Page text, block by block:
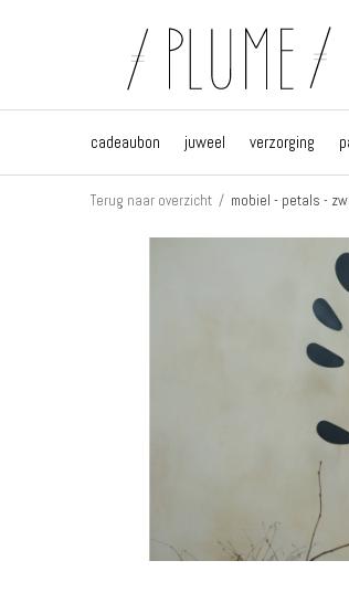
cadeaubon juweel verzorging
Terug naar overzicht mobiel - petals -